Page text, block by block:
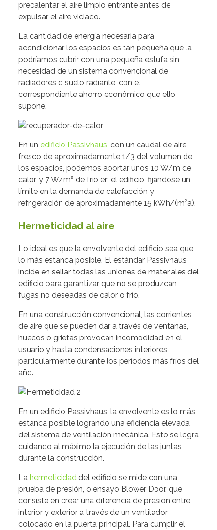
precalentar el aire limpio entrante antes de
expulsar el aire viciado.
La cantidad de energía necesaria para
acondicionar los espacios es tan pequeña que la
podríamos cubrir con una pequeña estufa sin
necesidad de un sistema convencional de
radiadores o suelo radiante, con el
correspondiente ahorro económico que ello
supone.
En un edificio Passivhaus , con un caudal de aire
fresco de aproximadamente 1/3 del volumen de
los espacios, podemos aportar unos 10 W/m de
calor, y 7 W/m² de frío en el edificio, fijándose un
límite en la demanda de calefacción y
refrigeración de aproximadamente 15 kWh/(m²a).
Hermeticidad al aire
Lo ideal es que la envolvente del edificio sea que
lo más estanca posible. El estándar Passivhaus
incide en sellar todas las uniones de materiales del
edificio para garantizar que no se produzcan
fugas no deseadas de calor o frío.
En una construcción convencional, las corrientes
de aire que se pueden dar a través de ventanas,
huecos o grietas provocan incomodidad en el
usuario y hasta condensaciones interiores,
particularmente durante los períodos más fríos del
año.
En un edificio Passivhaus, la envolvente es lo más
estanca posible logrando una eficiencia elevada
del sistema de ventilación mecánica. Esto se logra
cuidando al máximo la ejecución de las juntas
durante la construcción.
La hermeticidad del edificio se mide con una
prueba de presión, o ensayo Blower Door, que
consiste en crear una diferencia de presión entre
interior y exterior a través de un ventilador
colocado en la puerta principal. Para cumplir el